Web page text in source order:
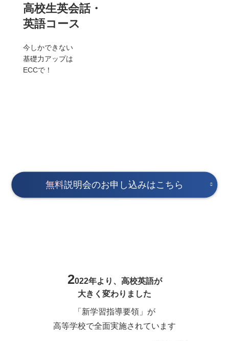
高校生英会話・
英語コース
今しかできない
基礎力アップは
ECCで！
無料説明会のお申し込みはこちら
2022年より、高校英語が
大きく変わりました
「新学習指導要領」が
高等学校で全面実施されています